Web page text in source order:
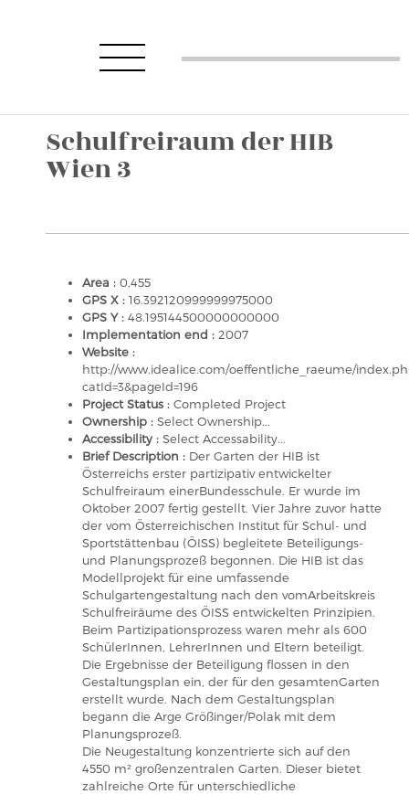
Schulfreiraum der HIB
Wien 3
Area : 0,455
GPS X : 16.392120999999975000
GPS Y : 48.195144500000000000
Implementation end : 2007
Website :
http://www.idealice.com/oeffentliche_raeume/
catId=3&pageId=196
Project Status : Completed Project
Ownership : Select Ownership...
Accessibility : Select Accessability...
Brief Description : Der Garten der HIB ist
Österreichs erster partizipativ entwickelter
Schulfreiraum einerBundesschule. Er wurde im
Oktober 2007 fertig gestellt. Vier Jahre zuvor hatte
der vom Österreichischen Institut für Schul- und
Sportstättenbau (ÖISS) begleitete Beteiligungs-
und Planungsprozeß begonnen. Die HIB ist das
Modellprojekt für eine umfassende
Schulgartengestaltung nach den vomArbeitskreis
Schulfreiräume des ÖISS entwickelten Prinzipien.
Beim Partizipationsprozess waren mehr als 600
SchülerInnen, LehrerInnen und Eltern beteiligt.
Die Ergebnisse der Beteiligung flossen in den
Gestaltungsplan ein, der für den gesamtenGarten
erstellt wurde. Nach dem Gestaltungsplan
begann die Arge Größinger/Polak mit dem
Planungsprozeß.
Die Neugestaltung konzentrierte sich auf den
4550 m² großenzentralen Garten. Dieser bietet
zahlreiche Orte für unterschiedliche